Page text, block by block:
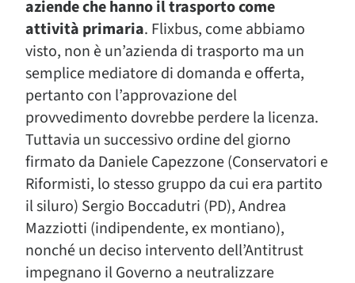
aziende che hanno il trasporto come
attività primaria. Flixbus, come abbiamo
visto, non è un’azienda di trasporto ma un
semplice mediatore di domanda e offerta,
pertanto con l’approvazione del
provvedimento dovrebbe perdere la licenza.
Tuttavia un successivo ordine del giorno
firmato da Daniele Capezzone (Conservatori e
Riformisti, lo stesso gruppo da cui era partito
il siluro) Sergio Boccadutri (PD), Andrea
Mazziotti (indipendente, ex montiano),
nonché un deciso intervento dell’Antitrust
impegnano il Governo a neutralizzare